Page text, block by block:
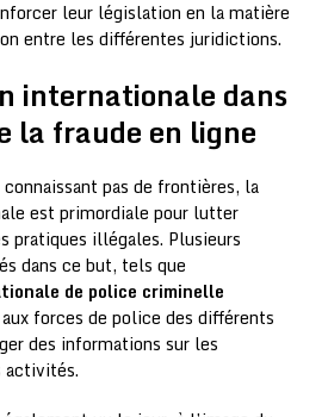
leur législation en la matière
entre les différentes juridictions.
internationale dans
la fraude en ligne
pas de frontières, la
est primordiale pour lutter
pratiques illégales. Plusieurs
dans ce but, tels que
de police criminelle
forces de police des différents
des informations sur les